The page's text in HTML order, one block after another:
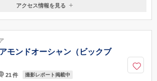
目63番1
分有・ ご相談・衣装合わせなどお気軽にお越しくだ
くとスムースです。
アクセス情報を見る
モンドオーシャン（ビックブ
21 件 撮影レポート掲載中